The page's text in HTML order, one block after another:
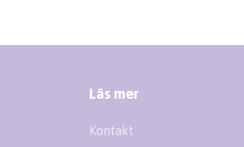
Läs mer
Kontakt